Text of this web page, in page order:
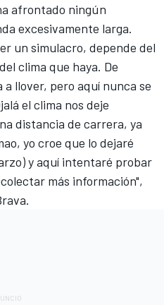
afrontado ningún
excesivamente larga.
un simulacro, depende del
clima que haya. De
llover, pero aquí nunca se
el clima nos deje
distancia de carrera, ya
yo croe que lo dejaré
y aquí intentaré probar
más información",